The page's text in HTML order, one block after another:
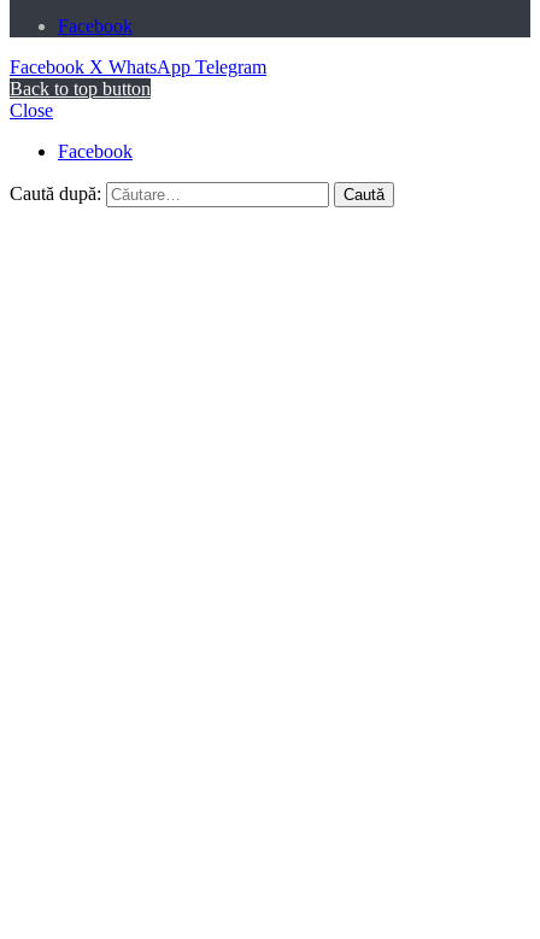
Facebook
Facebook X WhatsApp Telegram
Back to top button
Close
Facebook
Caută după: